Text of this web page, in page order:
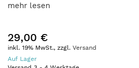
mehr lesen
29,00 €
inkl. 19% MwSt., zzgl. Versand
Auf Lager